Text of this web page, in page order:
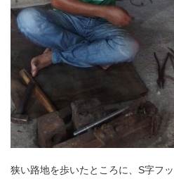
狭い路地を歩いたところに、S字フ